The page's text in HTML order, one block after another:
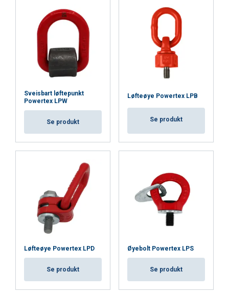
Sveisbart løftepunkt
Powertex LPW
Se produkt
Løfteøye Powertex LPB
Se produkt
Løfteøye Powertex LPD
Se produkt
Øyebolt Powertex LPS
Se produkt
ENGLISH
This website uses cookies
We use cookies to personalise content, ads and
to analyse our traffic. We also share information